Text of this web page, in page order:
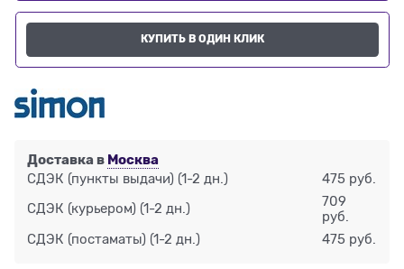
КУПИТЬ В ОДИН КЛИК
Доставка в Москва
СДЭК (пункты выдачи) (1-2 дн.) 475 руб.
СДЭК (курьером) (1-2 дн.)
709
руб.
СДЭК (постаматы) (1-2 дн.) 475 руб.